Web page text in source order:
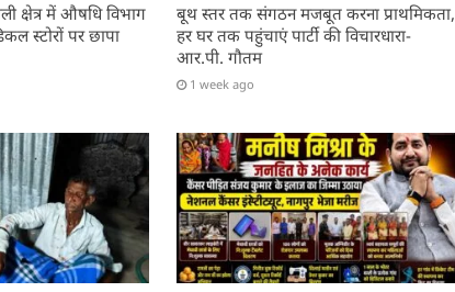
क्षेत्र में औषधि विभाग
स्टोरों पर छापा
बूथ स्तर तक संगठन मजबूत करना प्राथमिकता,
हर घर तक पहुंचाएं पार्टी की विचारधारा-
आर.पी. गौतम
1 week ago